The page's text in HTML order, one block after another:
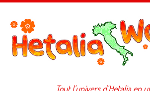
Tout l'univers d'Hetalia en